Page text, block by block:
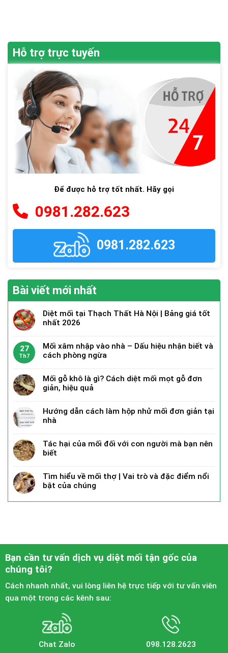
Hỗ trợ trực tuyến
Để được hỗ trợ tốt nhất. Hãy gọi
0981.282.623
0981.282.623
Bài viết mới nhất
Diệt mối tại Thạch Thất Hà Nội | Bảng giá tốt
nhất 2026
27
Th7
Mối xâm nhập vào nhà – Dấu hiệu nhận biết và
cách phòng ngừa
Mối gỗ khô là gì? Cách diệt mối mọt gỗ đơn
giản, hiệu quả
Hướng dẫn cách làm hộp nhử mối đơn giản tại
nhà
Tác hại của mối đối với con người mà bạn nên
biết
Tìm hiểu về mối thợ | Vai trò và đặc điểm nổi
bật của chúng
Bạn cần tư vấn dịch vụ diệt mối tận gốc của
chúng tôi?
Cách nhanh nhất, vui lòng liên hệ trực tiếp với tư vấn viên
qua một trong các kênh sau:
Chat Zalo 098.128.2623